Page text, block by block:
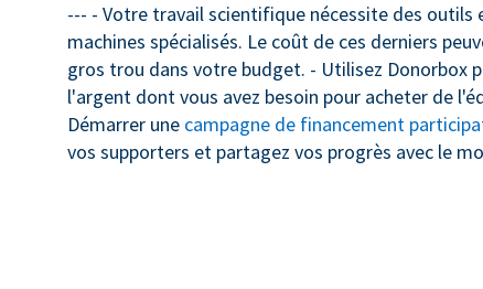
--- - Votre travail scientifique nécessite des outils
machines spécialisés. Le coût de ces derniers
gros trou dans votre budget. - Utilisez Donorbox
l'argent dont vous avez besoin pour acheter de
Démarrer une campagne de financement
vos supporters et partagez vos progrès avec le